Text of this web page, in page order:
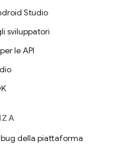
Studio
sviluppatori
le API
della piattaforma